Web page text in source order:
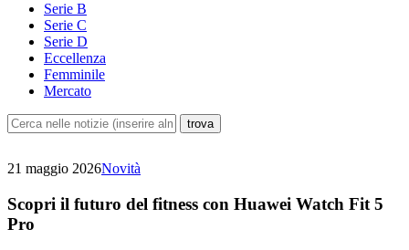
Serie B
Serie C
Serie D
Eccellenza
Femminile
Mercato
21 maggio 2026Novità
Scopri il futuro del fitness con Huawei Watch Fit 5
Pro